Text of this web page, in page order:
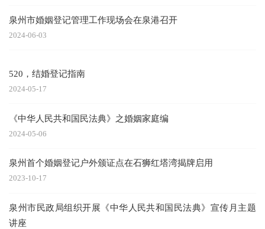
泉州市婚姻登记管理工作现场会在泉港召开
2024-06-03
520，结婚登记指南
2024-05-17
《中华人民共和国民法典》之婚姻家庭编
2024-05-06
泉州首个婚姻登记户外颁证点在石狮红塔湾揭牌启用
2023-10-17
泉州市民政局组织开展《中华人民共和国民法典》宣传月主题
讲座